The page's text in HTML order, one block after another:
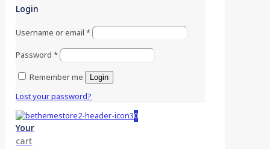
Login
Username or email*
Password*
Remember me
Login
Lost your password?
0
Your
cart